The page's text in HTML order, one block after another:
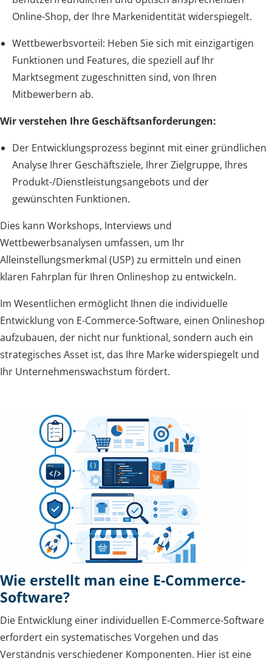
Online-Shop, der Ihre Markenidentität widerspiegelt.
Wettbewerbsvorteil: Heben Sie sich mit einzigartigen
Funktionen und Features, die speziell auf Ihr
Marktsegment zugeschnitten sind, von Ihren
Mitbewerbern ab.
Wir verstehen Ihre Geschäftsanforderungen:
Der Entwicklungsprozess beginnt mit einer gründlichen
Analyse Ihrer Geschäftsziele, Ihrer Zielgruppe, Ihres
Produkt-/Dienstleistungsangebots und der
gewünschten Funktionen.
Dies kann Workshops, Interviews und
Wettbewerbsanalysen umfassen, um Ihr
Alleinstellungsmerkmal (USP) zu ermitteln und einen
klaren Fahrplan für Ihren Onlineshop zu entwickeln.
Im Wesentlichen ermöglicht Ihnen die individuelle
Entwicklung von E-Commerce-Software, einen Onlineshop
aufzubauen, der nicht nur funktional, sondern auch ein
strategisches Asset ist, das Ihre Marke widerspiegelt und
Ihr Unternehmenswachstum fördert.
Wie erstellt man eine E-Commerce-
Software?
Die Entwicklung einer individuellen E-Commerce-Software
erfordert ein systematisches Vorgehen und das
Verständnis verschiedener Komponenten. Hier ist eine